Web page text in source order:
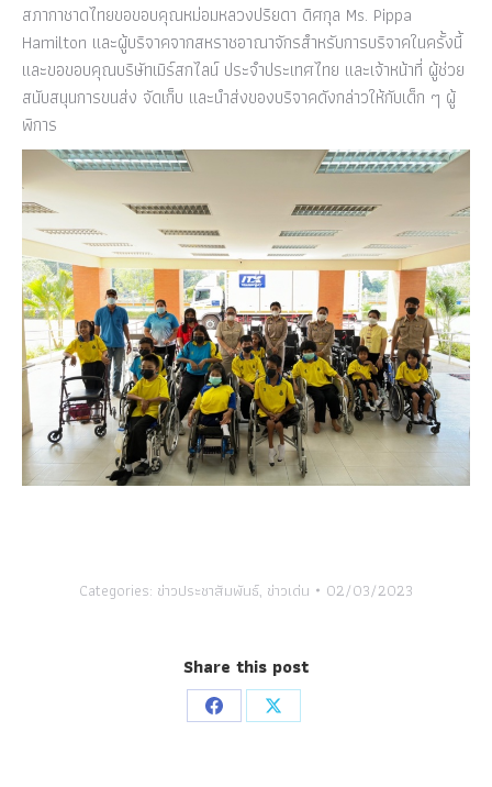
สภากาชาดไทยขอขอบคุณหม่อมหลวงปริยดา ดิศกุล Ms. Pippa
Hamilton และผู้บริจาคจากสหราชอาณาจักรสำหรับการบริจาคในครั้งนี้
และขอขอบคุณบริษัทเมิร์สกไลน์ ประจำประเทศไทย และเจ้าหน้าที่ ผู้ช่วย
สนับสนุนการขนส่ง จัดเก็บ และนำส่งของบริจาคดังกล่าวให้กับเด็ก ๆ ผู้
พิการ
Categories: ข่าวประชาสัมพันธ์, ข่าวเด่น 02/03/2023
Share this post
Share
Share